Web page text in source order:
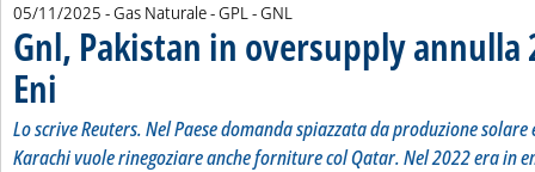
05/11/2025 - Gas Naturale - GPL - GNL
Gnl, Pakistan in oversupply annulla
Eni . Sottotitolo: Lo scrive Reuters. Nel Paese domanda spiazzata da produzione
. Pubblicata mercoledì 05 novembre 2025 alle 14.15.
Lo scrive Reuters. Nel Paese domanda spiazzata da produzione
Karachi vuole rinegoziare anche forniture col Qatar. Nel 2022 era in